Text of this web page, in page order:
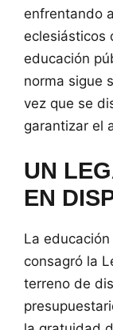
enfrentando
eclesiásticos
educación
norma sigue
vez que se
garantizar el
UN
EN
La
consagró la
terreno de